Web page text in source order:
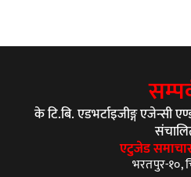
के टि.बि. एडभर्टाइजीङ्ग एजेन्सी एण्ड
एटुजेड
भरतपुर-१०,